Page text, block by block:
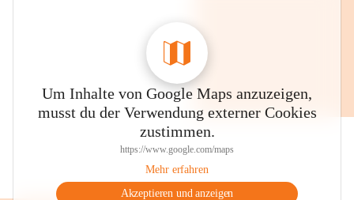
Um Inhalte von Google Maps anzuzeigen,
musst du der Verwendung externer Cookies
zustimmen.
https://www.google.com/maps
Mehr erfahren
Akzeptieren und anzeigen